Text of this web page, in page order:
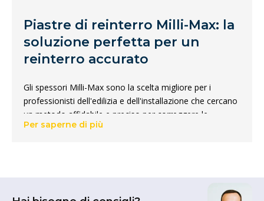
Piastre di reinterro Milli-Max: la
soluzione perfetta per un
reinterro accurato
Gli spessori Milli-Max sono la scelta migliore per i
professionisti dell'edilizia e dell'installazione che cercano
un metodo affidabile e preciso per correggere le
superfici irregolari. Che si tratti della posa di un
Con gli spessori Milli-Max, è possibile catturare e
Per saperne di più